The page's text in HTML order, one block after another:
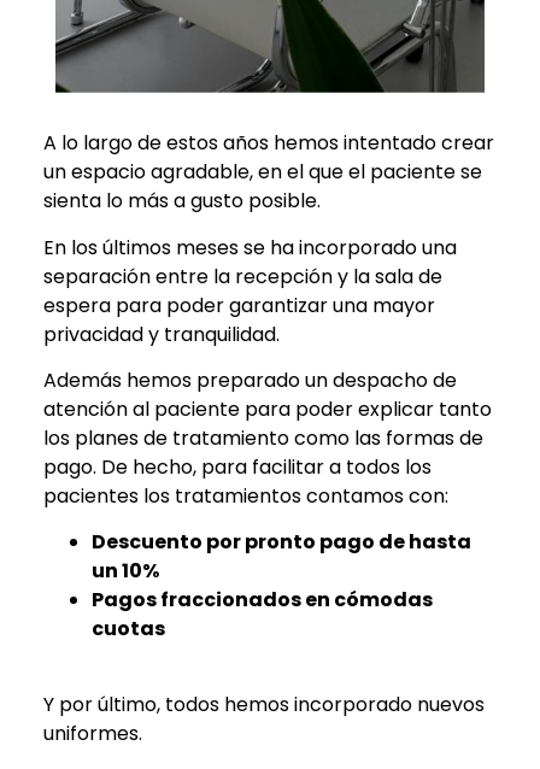
A lo largo de estos años hemos intentado crear
un espacio agradable, en el que el paciente se
sienta lo más a gusto posible.
En los últimos meses se ha incorporado una
separación entre la recepción y la sala de
espera para poder garantizar una mayor
privacidad y tranquilidad.
Además hemos preparado un despacho de
atención al paciente para poder explicar tanto
los planes de tratamiento como las formas de
pago. De hecho, para facilitar a todos los
pacientes los tratamientos contamos con:
Descuento por pronto pago de hasta
un 10%
Pagos fraccionados en cómodas
cuotas
Y por último, todos hemos incorporado nuevos
uniformes.